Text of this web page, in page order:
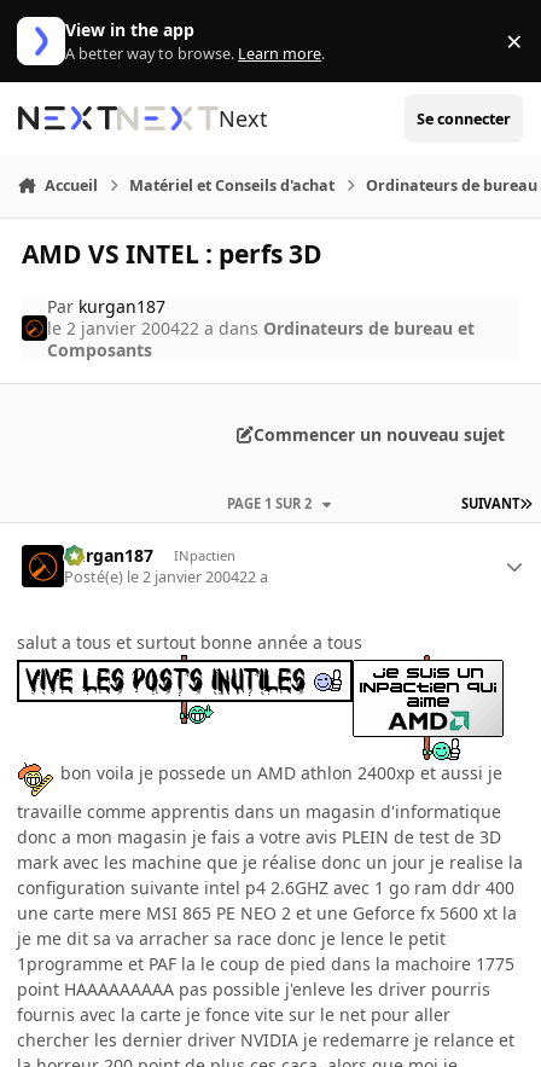
Aller au contenu
View in the app
A better way to browse. Learn more. ×
Next Se connecter
Accueil Matériel et Conseils d'achat Ordinateurs de bureau
AMD VS INTEL : perfs 3D
Par kurgan187
le 2 janvier 200422 a dans Ordinateurs de bureau et
Composants
Commencer un nouveau sujet
SUIVANT
PAGE 1 SUR 2
kurgan187 INpactien
Posté(e) le 2 janvier 200422 a
salut a tous et surtout bonne année a tous
bon voila je possede un AMD athlon 2400xp et aussi je
travaille comme apprentis dans un magasin d'informatique
donc a mon magasin je fais a votre avis PLEIN de test de 3D
mark avec les machine que je réalise donc un jour je realise la
configuration suivante intel p4 2.6GHZ avec 1 go ram ddr 400
une carte mere MSI 865 PE NEO 2 et une Geforce fx 5600 xt la
je me dit sa va arracher sa race donc je lence le petit
1programme et PAF la le coup de pied dans la machoire 1775
point HAAAAAAAAA pas possible j'enleve les driver pourris
fournis avec la carte je fonce vite sur le net pour aller
chercher les dernier driver NVIDIA je redemarre je relance et